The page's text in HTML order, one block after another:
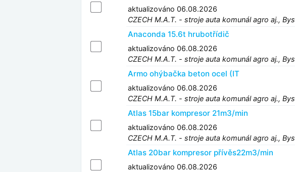
aktualizováno 06.08.2026
CZECH M.A.T. - stroje auta komunál agro aj.,
Anaconda 15.6t hrubotřídič
aktualizováno 06.08.2026
CZECH M.A.T. - stroje auta komunál agro aj.,
Armo ohýbačka beton ocel (IT
aktualizováno 06.08.2026
CZECH M.A.T. - stroje auta komunál agro aj.,
Atlas 15bar kompresor 21m3/min
aktualizováno 06.08.2026
CZECH M.A.T. - stroje auta komunál agro aj.,
Atlas 20bar kompresor přívěs22m3/min
aktualizováno 06.08.2026